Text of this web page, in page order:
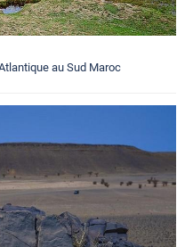
au Sud Maroc